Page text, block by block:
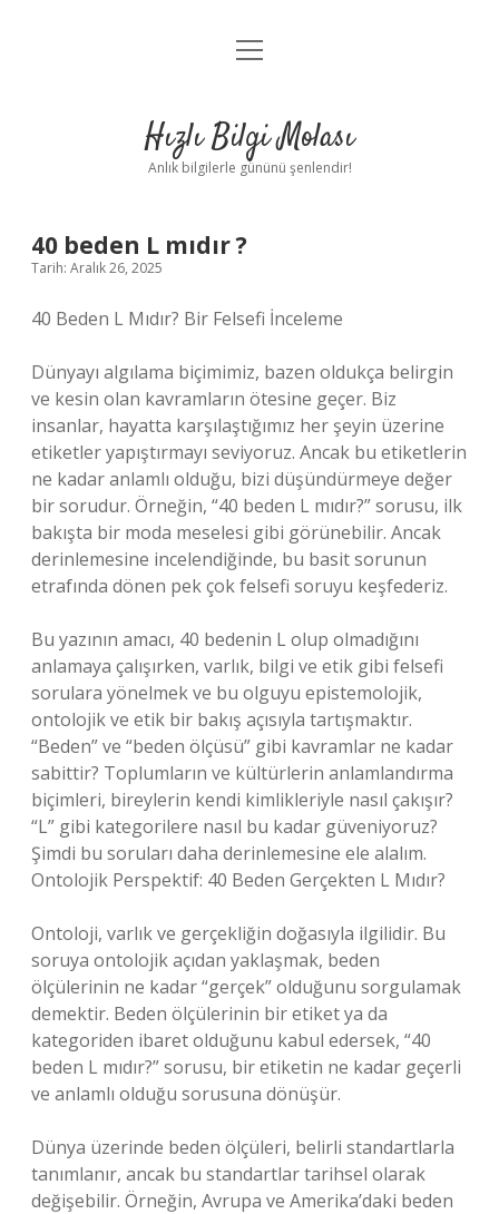
Anasayfa
Yasal Uyarı
menüyü
Hızlı Bilgi Molası
Anlık bilgilerle gününü şenlendir!
40 beden L mıdır ?
Tarih: Aralık 26, 2025
40 Beden L Mıdır? Bir Felsefi İnceleme
Dünyayı algılama biçimimiz, bazen oldukça belirgin
ve kesin olan kavramların ötesine geçer. Biz
insanlar, hayatta karşılaştığımız her şeyin üzerine
etiketler yapıştırmayı seviyoruz. Ancak bu etiketlerin
ne kadar anlamlı olduğu, bizi düşündürmeye değer
bir sorudur. Örneğin, “40 beden L mıdır?” sorusu, ilk
bakışta bir moda meselesi gibi görünebilir. Ancak
derinlemesine incelendiğinde, bu basit sorunun
etrafında dönen pek çok felsefi soruyu keşfederiz.
Bu yazının amacı, 40 bedenin L olup olmadığını
anlamaya çalışırken, varlık, bilgi ve etik gibi felsefi
sorulara yönelmek ve bu olguyu epistemolojik,
ontolojik ve etik bir bakış açısıyla tartışmaktır.
“Beden” ve “beden ölçüsü” gibi kavramlar ne kadar
sabittir? Toplumların ve kültürlerin anlamlandırma
biçimleri, bireylerin kendi kimlikleriyle nasıl çakışır?
“L” gibi kategorilere nasıl bu kadar güveniyoruz?
Şimdi bu soruları daha derinlemesine ele alalım.
Ontolojik Perspektif: 40 Beden Gerçekten L Mıdır?
Ontoloji, varlık ve gerçekliğin doğasıyla ilgilidir. Bu
soruya ontolojik açıdan yaklaşmak, beden
ölçülerinin ne kadar “gerçek” olduğunu sorgulamak
demektir. Beden ölçülerinin bir etiket ya da
kategoriden ibaret olduğunu kabul edersek, “40
beden L mıdır?” sorusu, bir etiketin ne kadar geçerli
ve anlamlı olduğu sorusuna dönüşür.
Dünya üzerinde beden ölçüleri, belirli standartlarla
tanımlanır, ancak bu standartlar tarihsel olarak
değişebilir. Örneğin, Avrupa ve Amerika’daki beden